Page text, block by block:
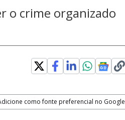
o crime organizado
como fonte preferencial no Google